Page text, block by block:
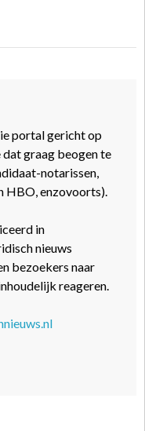
portal gericht op
graag beogen te
notarissen,
HBO, enzovoorts).
in
nieuws
bezoekers naar
reageren.